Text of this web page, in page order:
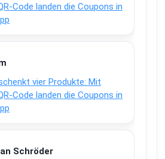
Code landen die Coupons in
vier Produkte: Mit
Code landen die Coupons in
Schröder